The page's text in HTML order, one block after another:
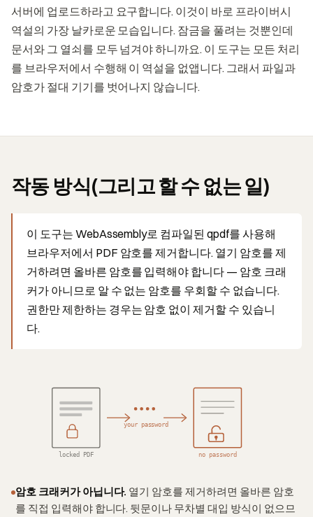
서버에 업로드하라고 요구합니다. 이것이 바로 프라이버시
역설의 가장 날카로운 모습입니다. 잠금을 풀려는 것뿐인데
문서와 그 열쇠를 모두 넘겨야 하니까요. 이 도구는 모든 처리
를 브라우저에서 수행해 이 역설을 없앱니다. 그래서 파일과
암호가 절대 기기를 벗어나지 않습니다.
작동 방식(그리고 할 수 없는 일)
이 도구는 WebAssembly로 컴파일된 qpdf를 사용해
브라우저에서 PDF 암호를 제거합니다. 열기 암호를 제
거하려면 올바른 암호를 입력해야 합니다 — 암호 크래
커가 아니므로 알 수 없는 암호를 우회할 수 없습니다.
권한만 제한하는 경우는 암호 없이 제거할 수 있습니
다.
locked PDF
your password
no password
암호 크래커가 아닙니다. 열기 암호를 제거하려면 올바른 암호
를 직접 입력해야 합니다. 뒷문이나 무차별 대입 방식이 없으므